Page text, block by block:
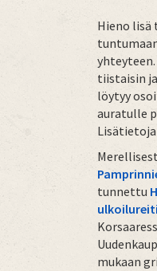
Hieno
tiistaisin
löytyy
auratulle
tunnettu
mukaan